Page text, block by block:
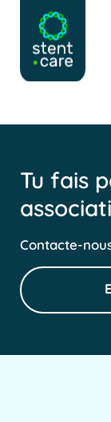
Skip to main
Tu fais
Contacte-